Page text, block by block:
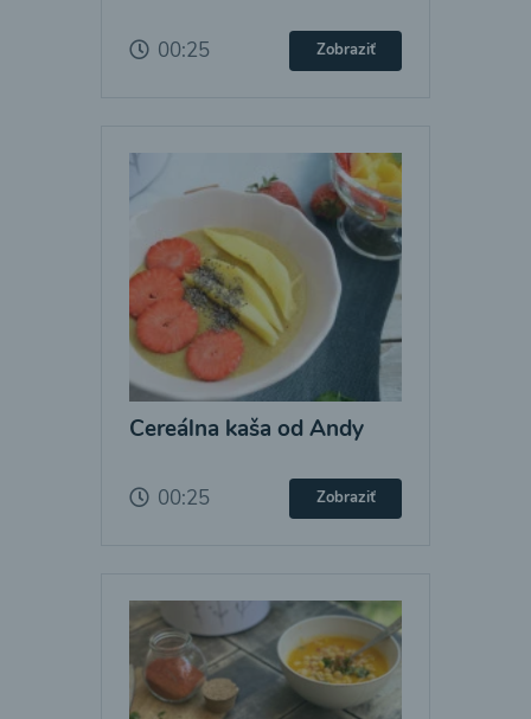
00:25 Zobraziť
Cereálna kaša od Andy
00:25 Zobraziť